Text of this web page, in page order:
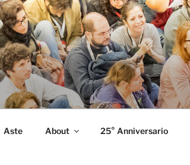
Aste About 25° Anniversario